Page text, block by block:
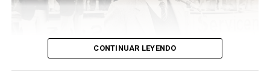
CONTINUAR LEYENDO